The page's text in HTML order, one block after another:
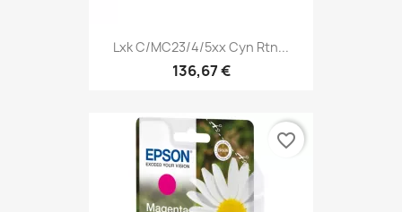
Lxk C/MC23/4/5xx Cyn Rtn...
136,67 €
favorite_border